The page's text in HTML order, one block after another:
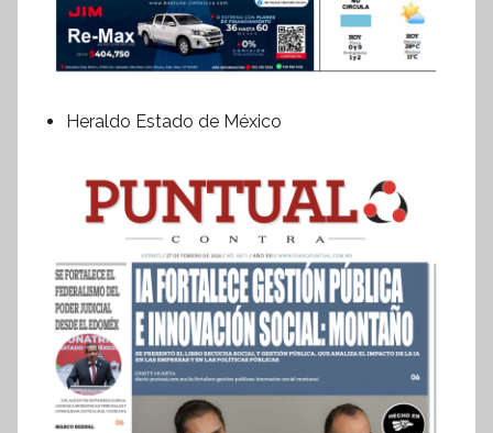
Heraldo Estado de México